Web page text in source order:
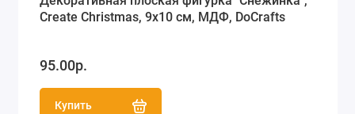
Create Christmas, 9х10 см, МДФ, DoCrafts
95.00р.
Купить